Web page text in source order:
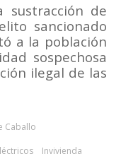
sustracción de
sancionado
a la población
sospechosa
ilegal de las
Caballo
Invivienda